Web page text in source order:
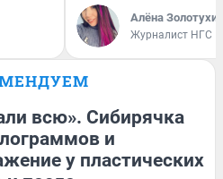
Алёна
Журналист НГС
всю». Сибирячка
и
у пластических